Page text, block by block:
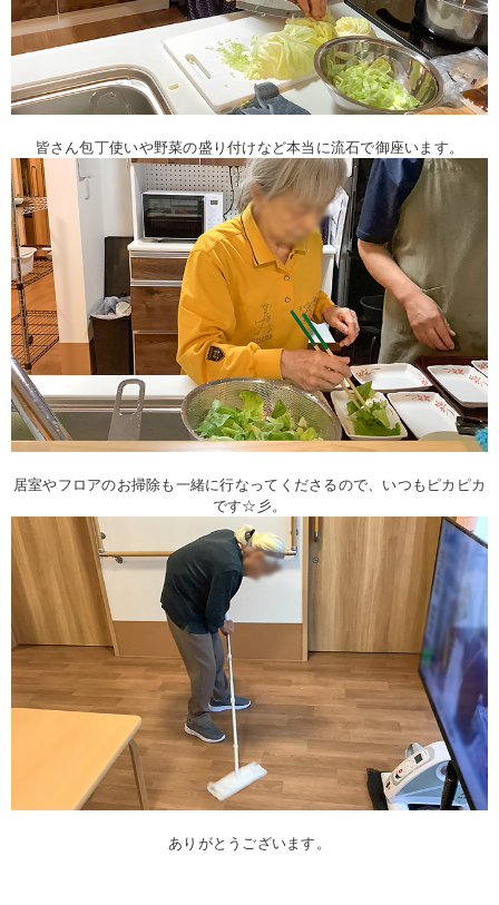
皆さん包丁使いや野菜の盛り付けなど本当に流石で御座います。
居室やフロアのお掃除も一緒に行なってくださるので、いつもピカピカ
です☆彡。
ありがとうございます。